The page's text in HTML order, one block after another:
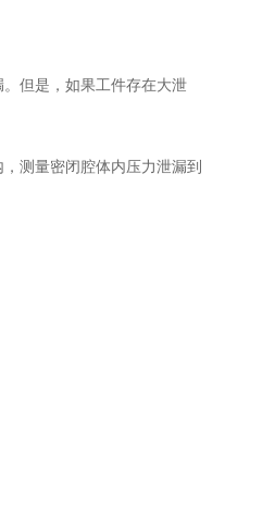
但是，如果工件存在大泄
测量密闭腔体内压力泄漏到